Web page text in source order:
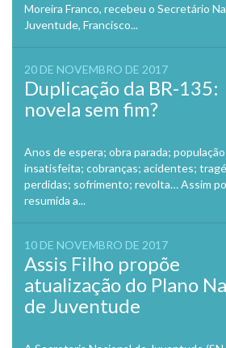
Moreira Franco, recebeu o Secretário
Juventude, Francisco...
20 DE NOVEMBRO DE 2017
Duplicação da BR-135:
novela sem fim?
Anos de espera; obra parada; população
insatisfeita; cobranças; acidentes;
perdidas; sofrimento; revolta… Assim
resumida a...
10 DE NOVEMBRO DE 2017
Assis Filho propõe
atualização do Plano
de Juventude